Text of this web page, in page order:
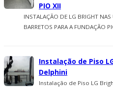
PIO XII
INSTALAÇÃO DE LG BRIGHT
BARRETOS PARA A FUNDAÇÃO
Instalação de Piso
Delphini
Instalação de Piso LG